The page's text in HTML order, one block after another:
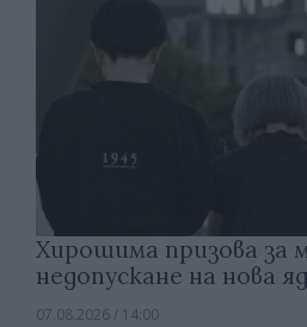
Хирошима призова за
недопускане на нова
07.08.2026 / 14:00